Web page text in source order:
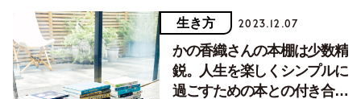
生き方 2023.12.07
かの香織さんの本棚は少数精
鋭。人生を楽しくシンプルに
過ごすための本との付き合い